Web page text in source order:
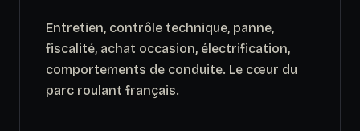
Entretien, contrôle technique, panne,
fiscalité, achat occasion, électrification,
comportements de conduite. Le cœur du
parc roulant français.